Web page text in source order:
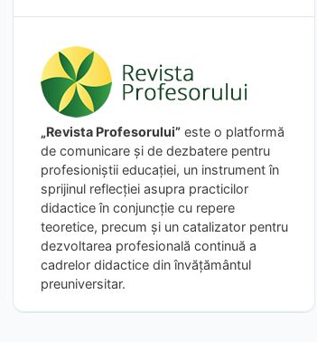
„Revista Profesorului” este o platformă
de comunicare și de dezbatere pentru
profesioniștii educației, un instrument în
sprijinul reflecției asupra practicilor
didactice în conjuncție cu repere
teoretice, precum și un catalizator pentru
dezvoltarea profesională continuă a
cadrelor didactice din învățământul
preuniversitar.